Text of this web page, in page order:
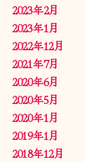
2023年2月
2023年1月
2022年12月
2021年7月
2020年6月
2020年5月
2020年1月
2019年1月
2018年12月